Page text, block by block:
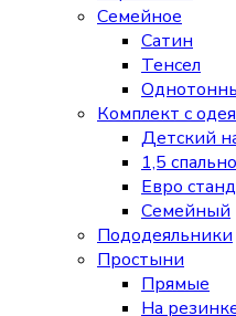
Семейное
Сатин
Тенсел
Комплект с
Детский
1,5
Евро
Семейный
Пододеяльники
Простыни
Прямые
На